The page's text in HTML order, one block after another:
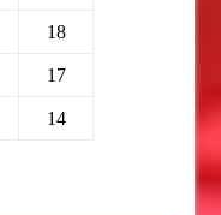
18
17
14